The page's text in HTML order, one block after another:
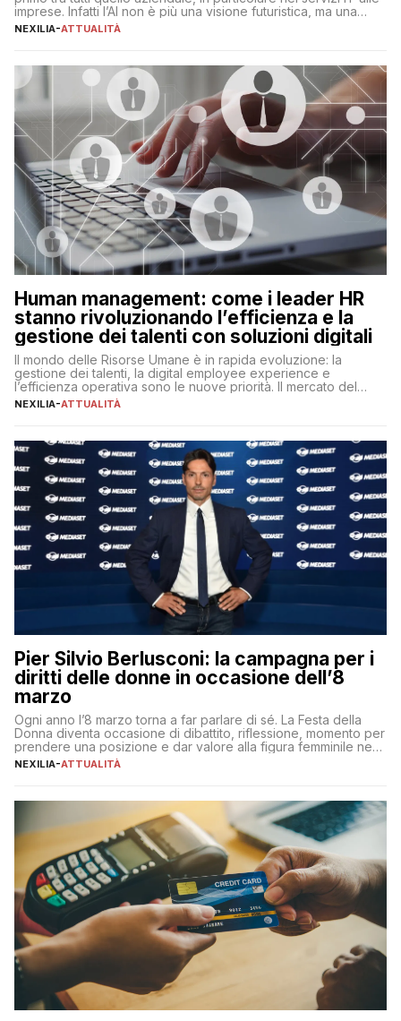
imprese. Infatti l’AI non è più una visione futuristica, ma una
realtà operativa che sta portando a un cambio significativo in
operazioni, bensì comporta […]
NEXILIA-ATTUALITÀ
Human management: come i leader HR
stanno rivoluzionando l’efficienza e la
gestione dei talenti con soluzioni digitali
Il mondo delle Risorse Umane è in rapida evoluzione: la
gestione dei talenti, la digital employee experience e
l’efficienza operativa sono le nuove priorità. Il mercato del
lavoro, d’altra parte, è sempre più competitivo con una lotta
NEXILIA-ATTUALITÀ
Pier Silvio Berlusconi: la campagna per i
diritti delle donne in occasione dell’8
marzo
Ogni anno l’8 marzo torna a far parlare di sé. La Festa della
Donna diventa occasione di dibattito, riflessione, momento per
prendere una posizione e dar valore alla figura femminile nella
sua complessità e crucialità. A lanciare un messaggio “forte e
NEXILIA-ATTUALITÀ